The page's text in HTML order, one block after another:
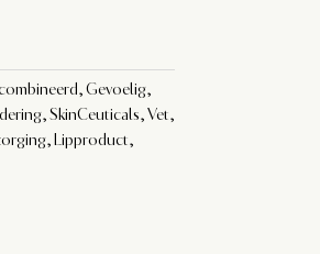
, Gevoelig,
, SkinCeuticals, Vet,
, Lipproduct,